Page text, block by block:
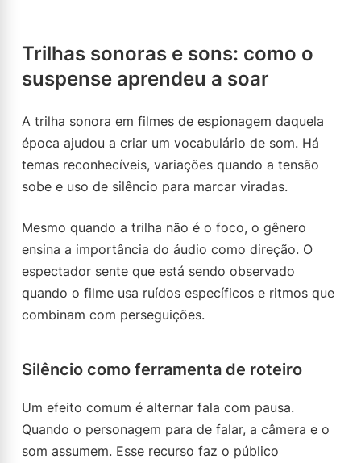
Trilhas sonoras e sons: como o
suspense aprendeu a soar
A trilha sonora em filmes de espionagem daquela
época ajudou a criar um vocabulário de som. Há
temas reconhecíveis, variações quando a tensão
sobe e uso de silêncio para marcar viradas.
Mesmo quando a trilha não é o foco, o gênero
ensina a importância do áudio como direção. O
espectador sente que está sendo observado
quando o filme usa ruídos específicos e ritmos que
combinam com perseguições.
Silêncio como ferramenta de roteiro
Um efeito comum é alternar fala com pausa.
Quando o personagem para de falar, a câmera e o
som assumem. Esse recurso faz o público